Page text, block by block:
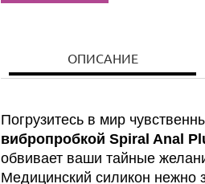
ОПИСАНИЕ
Погрузитесь в мир
вибропробкой Spiral Anal
обвивает ваши тайные
Медицинский силикон нежно